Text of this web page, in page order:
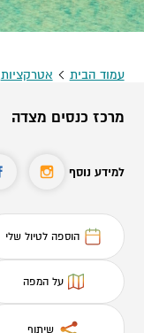
עמוד הבית אטרקציות
מרכז כנסים מצדה
למידע נוסף
הוספה לטיול שלי
על המפה
שיתוף